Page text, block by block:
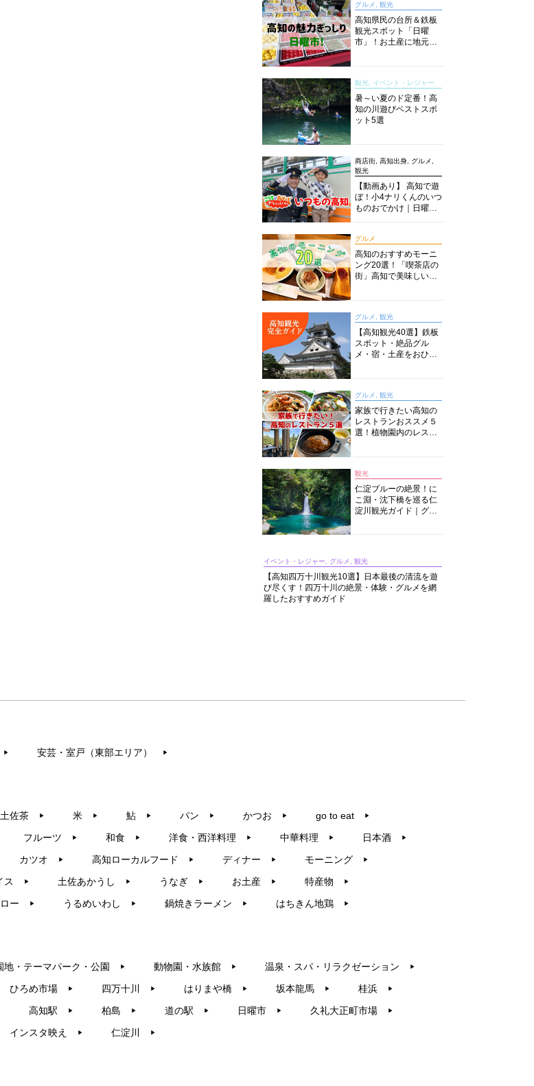
グルメ, 観光
高知県民の台所＆鉄板
観光スポット「日曜
市」！お土産に地元野
説！
観光, イベント・レジャー
暑～い夏のド定番！高
知の川遊びベストスポ
ット5選
商店街, 高知出身, グルメ,
観光
【動画あり】 高知で遊
ぼ！小4ナリくんのいつ
ものおでかけ｜日曜市
グルメ
高知のおすすめモーニ
ング20選！「喫茶店の
街」高知で美味しい喫
グルメ, 観光
【高知観光40選】鉄板
スポット・絶品グル
メ・宿・土産をおひと
グルメ, 観光
家族で行きたい高知の
レストランおススメ５
選！植物園内のレスト
観光
仁淀ブルーの絶景！に
こ淵・沈下橋を巡る仁
淀川観光ガイド｜グル
イベント・レジャー, グルメ, 観光
【高知四万十川観光10選】日本最後の清流を遊
び尽くす！四万十川の絶景・体験・グルメを網
羅したおすすめガイド
▶︎ 安芸・室戸（東部エリア） ▶︎
土佐茶 ▶︎ 米 ▶︎ 鮎 ▶︎ パン ▶︎ かつお ▶︎ go to eat ▶︎
フルーツ ▶︎ 和食 ▶︎ 洋食・西洋料理 ▶︎ 中華料理 ▶︎ 日本酒 ▶︎
カツオ ▶︎ 高知ローカルフード ▶︎ ディナー ▶︎ モーニング ▶︎
ス ▶︎ 土佐あかうし ▶︎ うなぎ ▶︎ お土産 ▶︎ 特産物 ▶︎
ー ▶︎ うるめいわし ▶︎ 鍋焼きラーメン ▶︎ はちきん地鶏 ▶︎
地・テーマパーク・公園 ▶︎ 動物園・水族館 ▶︎ 温泉・スパ・リラクゼーション ▶︎
ひろめ市場 ▶︎ 四万十川 ▶︎ はりまや橋 ▶︎ 坂本龍馬 ▶︎ 桂浜 ▶︎
高知駅 ▶︎ 柏島 ▶︎ 道の駅 ▶︎ 日曜市 ▶︎ 久礼大正町市場 ▶︎
インスタ映え ▶︎ 仁淀川 ▶︎